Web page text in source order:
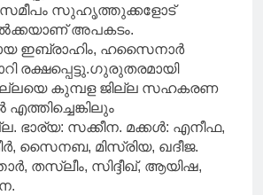
സമീപം സുഹൃത്തുക്കളോട്
അപകടം.
ഇബ്രാഹിം, ഹസൈനാർ
രക്ഷപ്പെട്ടു.ഗുരുതരമായി
കുമ്പള ജില്ല സഹകരണ
ഭാര്യ: സക്കീന. മക്കൾ: എനീഫ,
സൈനബ, മിസ്‌രിയ, ഖദീജ.
തസ്‍ലീം, സിദ്ദീഖ്, ആയിഷ,